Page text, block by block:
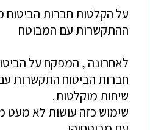
על הקלטות חברות הביטוח
ההתקשרות עם המבוטח
לאחרונה , המפקח על
חברות הביטוח התקשרות
שיחות מוקלטות.
שימוש כזה עושות לא מעט